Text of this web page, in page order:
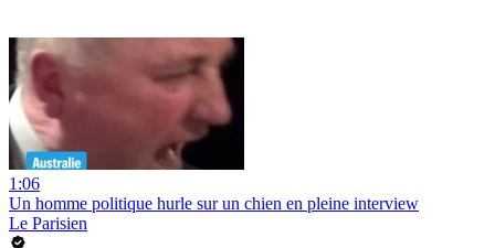
1:06
Un homme politique hurle sur un chien en pleine interview
Le Parisien